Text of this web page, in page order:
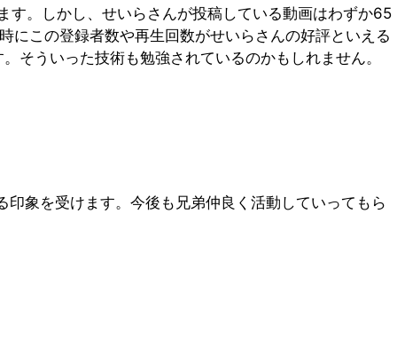
す。しかし、せいらさんが投稿している動画はわずか65
この登録者数や再生回数がせいらさんの好評といえる
そういった技術も勉強されているのかもしれません。
象を受けます。今後も兄弟仲良く活動していってもら